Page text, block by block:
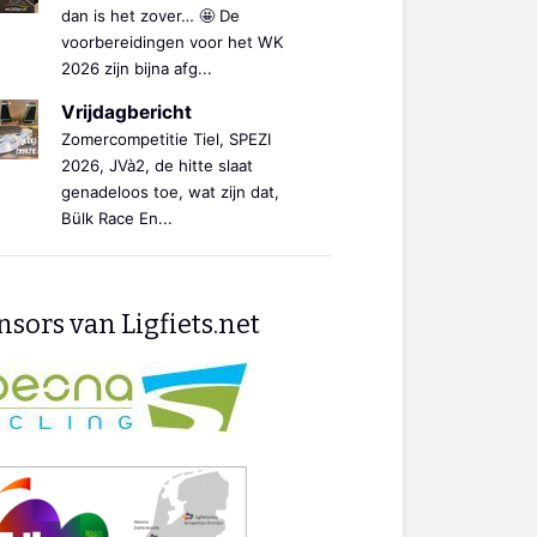
dan is het zover… 🤩 De
voorbereidingen voor het WK
2026 zijn bijna afg...
Vrijdagbericht
Zomercompetitie Tiel, SPEZI
2026, JVà2, de hitte slaat
genadeloos toe, wat zijn dat,
Bülk Race En...
van Ligfiets.net